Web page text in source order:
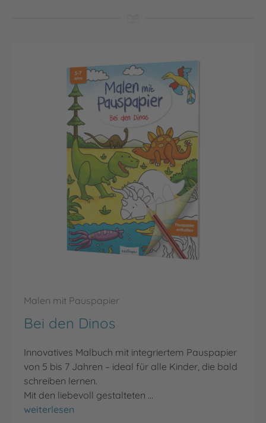
Malen mit Pauspapier
Bei den Dinos
Innovatives Malbuch mit integriertem Pauspapier
von 5 bis 7 Jahren – ideal für alle Kinder, die bald
schreiben lernen.
Mit den liebevoll gestalteten …
Bei den Dinos
weiterlesen